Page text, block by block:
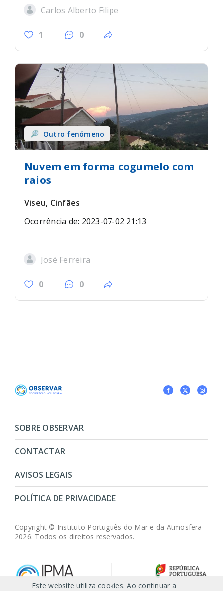
Carlos Alberto Filipe
1 0
Outro fenómeno
Nuvem em forma cogumelo com
raios
Viseu, Cinfães
Ocorrência de: 2023-07-02 21:13
José Ferreira
0 0
SOBRE OBSERVAR
CONTACTAR
AVISOS LEGAIS
POLÍTICA DE PRIVACIDADE
Copyright © Instituto Português do Mar e da Atmosfera
2026. Todos os direitos reservados.
Este website utiliza cookies. Ao continuar a